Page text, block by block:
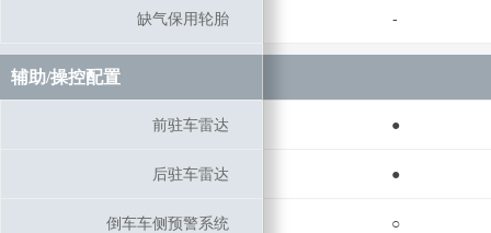
缺气保用轮胎 -
辅助/操控配置
前驻车雷达 ●
后驻车雷达 ●
倒车车侧预警系统 ○
缺气保用轮胎
辅助/操控配置
前驻车雷达
后驻车雷达
倒车车侧预警系统